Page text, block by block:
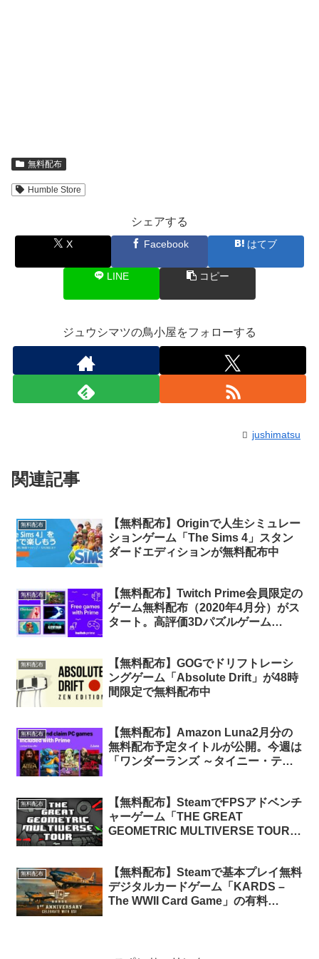
無料配布
Humble Store
シェアする
X Facebook はてブ
LINE コピー
ジュウシマツの鳥小屋をフォローする
jushimatsu
関連記事
無料配布
【無料配布】Originで人生シミュレー
ションゲーム「The Sims 4」スタン
ダードエディションが無料配布中
無料配布
【無料配布】Twitch Prime会員限定の
ゲーム無料配布（2020年4月分）がス
タート。高評価3Dパズルゲーム
無料配布
【無料配布】GOGでドリフトレーシ
ングゲーム「Absolute Drift」が48時
間限定で無料配布中
無料配布
【無料配布】Amazon Luna2月分の
無料配布予定タイトルが公開。今週は
「ワンダーランズ ～タイニー・ティ
定）
無料配布
【無料配布】SteamでFPSアドベンチ
ャーゲーム「THE GREAT
GEOMETRIC MULTIVERSE TOUR」
無料配布
【無料配布】Steamで基本プレイ無料
デジタルカードゲーム「KARDS –
The WWII Card Game」の有料